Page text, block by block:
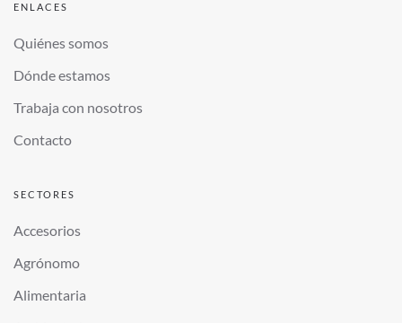
ENLACES
Quiénes somos
Dónde estamos
Trabaja con nosotros
Contacto
SECTORES
Accesorios
Agrónomo
Alimentaria